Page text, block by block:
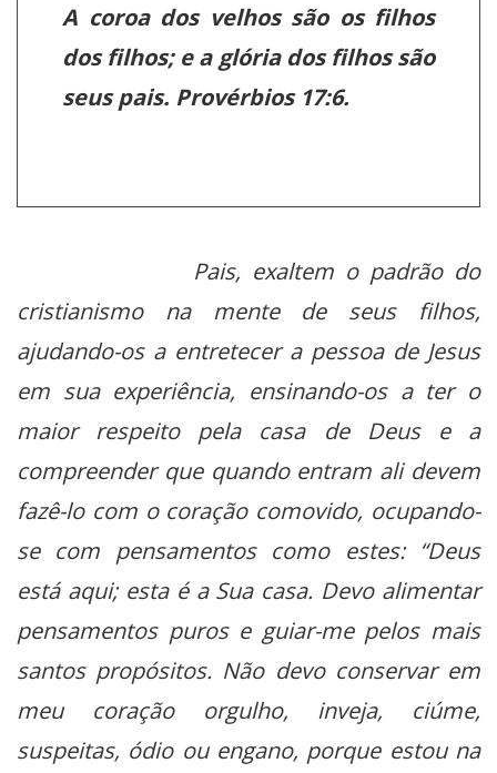
A coroa dos velhos são os filhos
dos filhos; e a glória dos filhos são
seus pais. Provérbios 17:6.
Pais, exaltem o padrão do
cristianismo na mente de seus filhos,
ajudando-os a entretecer a pessoa de Jesus
em sua experiência, ensinando-os a ter o
maior respeito pela casa de Deus e a
compreender que quando entram ali devem
fazê-lo com o coração comovido, ocupando-
se com pensamentos como estes: “Deus
está aqui; esta é a Sua casa. Devo alimentar
pensamentos puros e guiar-me pelos mais
santos propósitos. Não devo conservar em
meu coração orgulho, inveja, ciúme,
suspeitas, ódio ou engano, porque estou na